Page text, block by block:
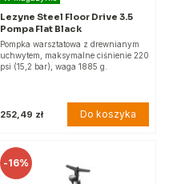
Lezyne Steel Floor Drive 3.5
Pompa Flat Black
Pompka warsztatowa z drewnianym
uchwytem, maksymalne ciśnienie 220
psi (15,2 bar), waga 1885 g.
252,49 zł Do koszyka
-16%